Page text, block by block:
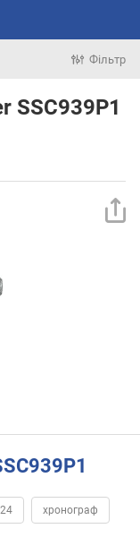
Фільтр
SSC939P1
хронограф